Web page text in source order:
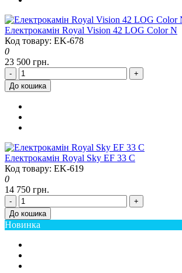
Електрокамін Royal Vision 42 LOG Color N
Код товару: EK-678
0
23 500 грн.
-
+
До кошика
Електрокамін Royal Sky EF 33 C
Код товару: EK-619
0
14 750 грн.
-
+
До кошика
Новинка